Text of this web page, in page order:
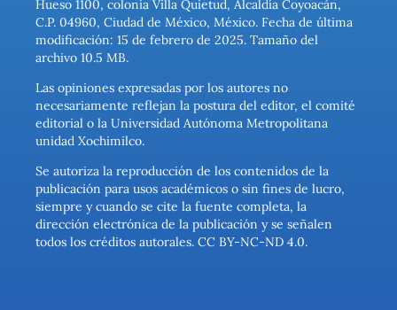
Hueso 1100, colonia Villa Quietud, Alcaldía Coyoacán,
C.P. 04960, Ciudad de México, México. Fecha de última
modificación: 15 de febrero de 2025. Tamaño del
archivo 10.5 MB.
Las opiniones expresadas por los autores no
necesariamente reflejan la postura del editor, el comité
editorial o la Universidad Autónoma Metropolitana
unidad Xochimilco.
Se autoriza la reproducción de los contenidos de la
publicación para usos académicos o sin fines de lucro,
siempre y cuando se cite la fuente completa, la
dirección electrónica de la publicación y se señalen
todos los créditos autorales. CC BY-NC-ND 4.0.